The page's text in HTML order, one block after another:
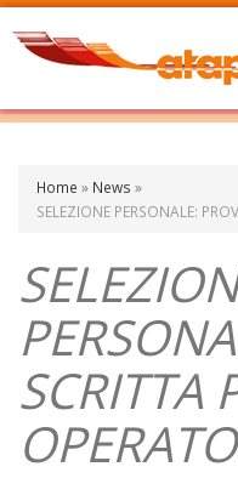
Home » News »
SELEZIONE PERSONALE:
SCRITTA